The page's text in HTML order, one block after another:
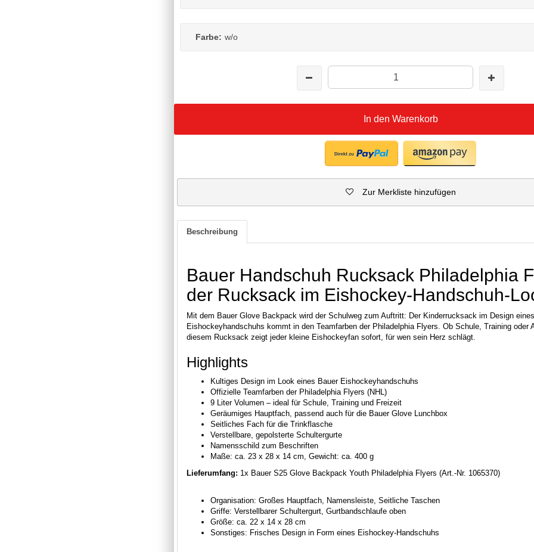
Farbe: w/o
In den Warenkorb
Zur Merkliste hinzufügen
Beschreibung
Bauer Handschuh Rucksack Philadelphia
der Rucksack im Eishockey-Handschuh-
Mit dem Bauer Glove Backpack wird der Schulweg zum Auftritt: Der Kinderrucksack im Design
Eishockeyhandschuhs kommt in den Teamfarben der Philadelphia Flyers. Ob Schule, Training oder
diesem Rucksack zeigt jeder kleine Eishockeyfan sofort, für wen sein Herz schlägt.
Highlights
Kultiges Design im Look eines Bauer Eishockeyhandschuhs
Offizielle Teamfarben der Philadelphia Flyers (NHL)
9 Liter Volumen – ideal für Schule, Training und Freizeit
Geräumiges Hauptfach, passend auch für die Bauer Glove Lunchbox
Seitliches Fach für die Trinkflasche
Verstellbare, gepolsterte Schultergurte
Namensschild zum Beschriften
Maße: ca. 23 x 28 x 14 cm, Gewicht: ca. 400 g
Lieferumfang: 1x Bauer S25 Glove Backpack Youth Philadelphia Flyers (Art.-Nr. 1065370)
Organisation: Großes Hauptfach, Namensleiste, Seitliche Taschen
Griffe: Verstellbarer Schultergurt, Gurtbandschlaufe oben
Größe: ca. 22 x 14 x 28 cm
Sonstiges: Frisches Design in Form eines Eishockey-Handschuhs